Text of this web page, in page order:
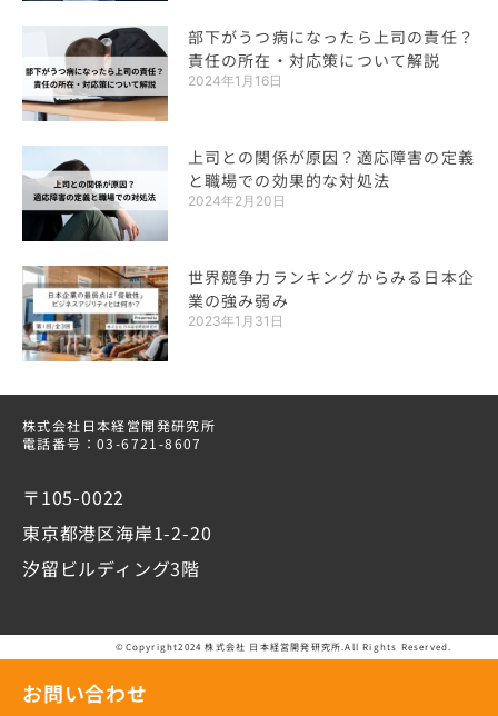
部下がうつ病になったら上司の責任？
責任の所在・対応策について解説
2024年1月16日
上司との関係が原因？適応障害の定義
と職場での効果的な対処法
2024年2月20日
世界競争力ランキングからみる日本企
業の強み弱み
2023年1月31日
株式会社日本経営開発研究所
電話番号：03-6721-8607
〒105-0022
東京都港区海岸1-2-20
汐留ビルディング3階
©Copyright2024 株式会社 日本経営開発研究所.All Rights Reserved.
お問い合わせ